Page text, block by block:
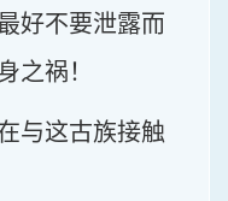
好不要泄露而
之祸！
与这古族接触